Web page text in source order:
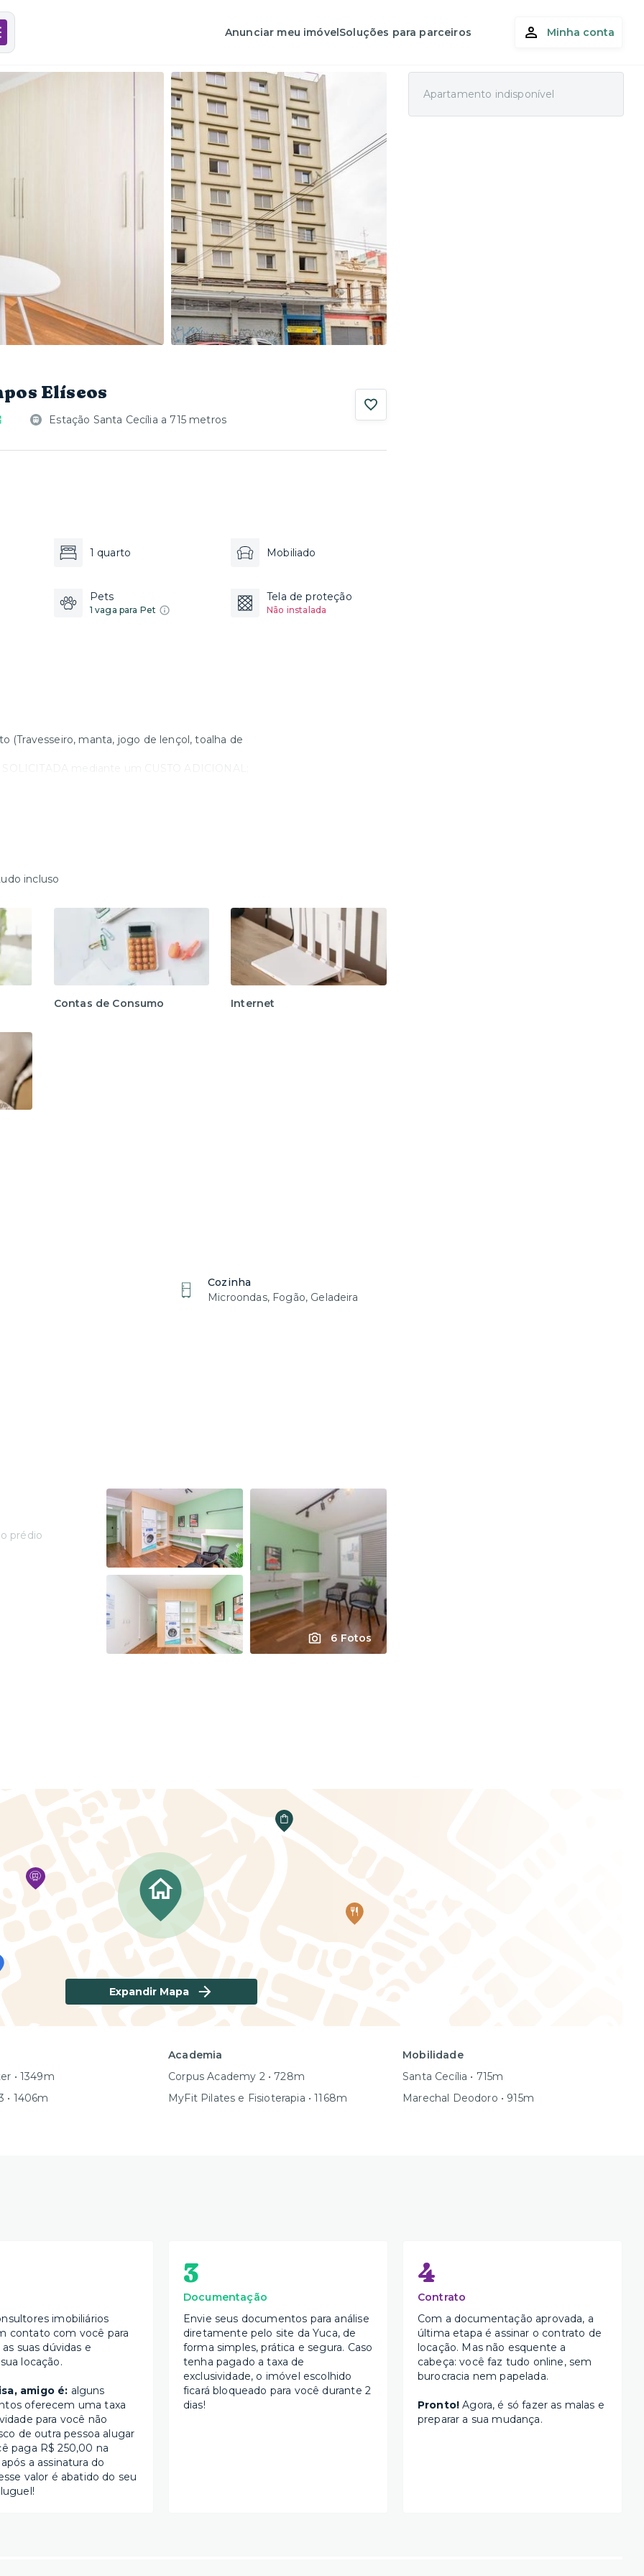
Anunciar meu imóvelSoluções para parceiros Minha conta
Elíseos
Estação Santa Cecília a 715 metros
1 quarto Mobiliado
Pets
1 vaga para Pet
Tela de proteção
Não instalada
(Travesseiro, manta, jogo de lençol, toalha de
de R$300.
SER PREENCHIDO com os dados dos
do link poderá acarretar em problemas no
enviará para seu e-mail, TODAS AS
da porta, entre outros).
ao time de atendimento.
aos domingos e feriados das 10h às 22h.
incluso
Contas de Consumo Internet
Cozinha
Microondas, Fogão, Geladeira
prédio
6 Fotos
Apartamento indisponível
Expandir Mapa
• 1349m
• 1406m
Academia
Corpus Academy 2 • 728m
MyFit Pilates e Fisioterapia • 1168m
Mobilidade
Santa Cecília • 715m
Marechal Deodoro • 915m
imobiliários
contato com você para
suas dúvidas e
locação.
amigo é: alguns
oferecem uma taxa
para você não
de outra pessoa alugar
paga R$ 250,00 na
a assinatura do
valor é abatido do seu
3
Documentação
Envie seus documentos para análise
diretamente pelo site da Yuca, de
forma simples, prática e segura. Caso
tenha pagado a taxa de
exclusividade, o imóvel escolhido
ficará bloqueado para você durante 2
dias!
4
Contrato
Com a documentação aprovada, a
última etapa é assinar o contrato de
locação. Mas não esquente a
cabeça: você faz tudo online, sem
burocracia nem papelada.
Pronto! Agora, é só fazer as malas e
preparar a sua mudança.